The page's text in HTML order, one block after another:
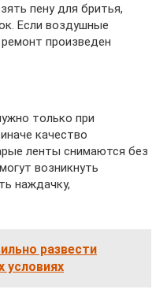
пену для бритья,
Если воздушные
произведен
только при
качество
ленты снимаются без
возникнуть
наждачку,
развести